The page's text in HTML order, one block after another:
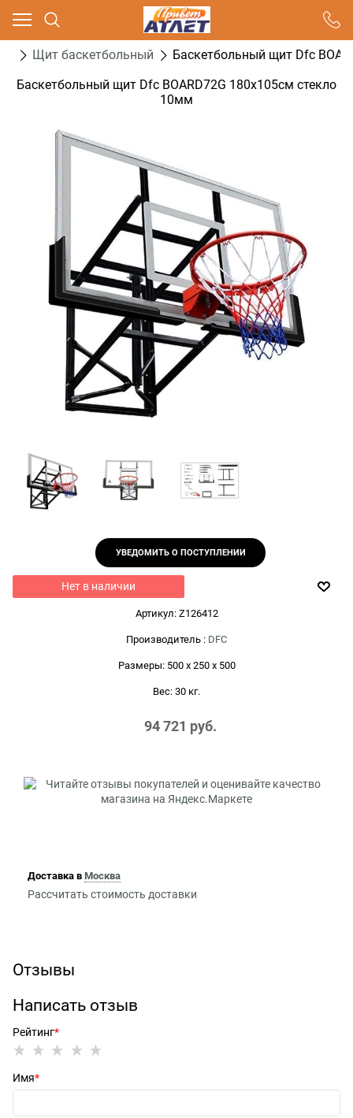
Щит баскетбольный
Баскетбольный щит Dfc
Баскетбольный щит Dfc BOARD72G 180х105см стекло
10мм
УВЕДОМИТЬ О ПОСТУПЛЕНИИ
Нет в наличии
Артикул: Z126412
Производитель : DFC
Размеры: 500 x 250 x 500
Вес: 30 кг.
94 721 руб.
Доставка в Москва
Рассчитать стоимость доставки
Отзывы
Написать отзыв
Рейтинг
Имя
Ваш город - Москва,
угадали?
ДА НЕТ